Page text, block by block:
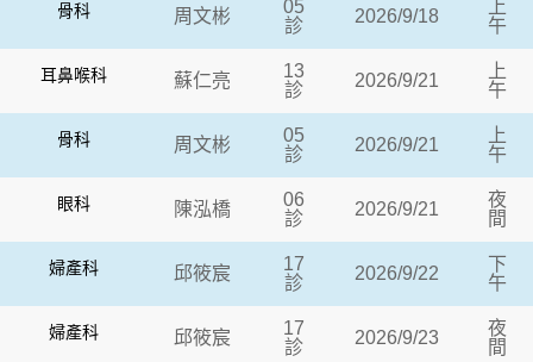
骨科 周文彬
05
診
2026/9/18
上
午
耳鼻喉科 蘇仁亮
13
診
2026/9/21
上
午
骨科 周文彬
05
診
2026/9/21
上
午
眼科 陳泓橋
06
診
2026/9/21
夜
間
婦產科 邱筱宸
17
診
2026/9/22
下
午
婦產科 邱筱宸
17
診
2026/9/23
夜
間